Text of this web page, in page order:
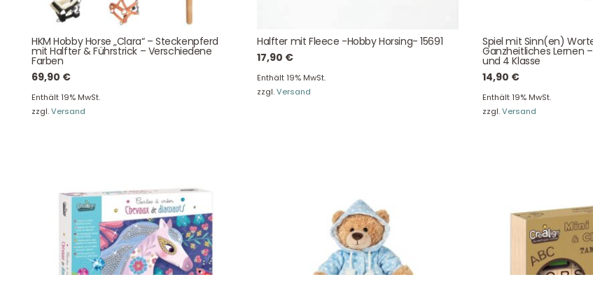
HKM Hobby Horse „Clara“ – Steckenpferd
mit Halfter & Führstrick – Verschiedene
Farben
69,90 €
Enthält 19% MwSt.
zzgl.Versand
Halfter mit Fleece -Hobby Horsing- 15691
17,90 €
Enthält 19% MwSt.
zzgl.Versand
Spiel mit Sinn(en)
Ganzheitliches Lernen
und 4 Klasse
14,90 €
Enthält 19% MwSt.
zzgl.Versand
August-Macke-Weg 17,
42781 Haan
Tel: +49 2129 5654742
E-Mail: info@hollyclaire.de
Unser Blog
Unsere Rückgaberichtlinien
Verträge hier widerrufen
Info
Datenschutz Impressum AGB
© Holly & Claire GmbH Design by